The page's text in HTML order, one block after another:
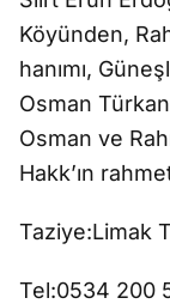
Köyünden,
hanımı,
Osman
Osman ve
Hakk’ın
Taziye:Limak
Tel:0534 200